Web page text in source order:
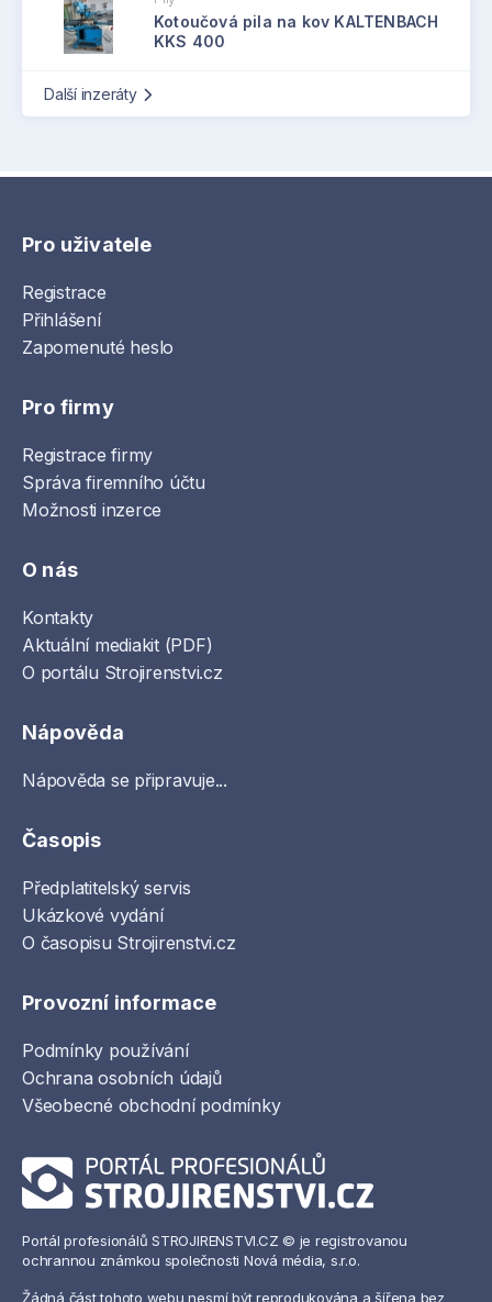
Kotoučová pila na kov KALTENBACH
KKS 400
Další inzeráty
Pro uživatele
Registrace
Přihlášení
Zapomenuté heslo
Pro firmy
Registrace firmy
Správa firemního účtu
Možnosti inzerce
O nás
Kontakty
Aktuální mediakit (PDF)
O portálu Strojirenstvi.cz
Nápověda
Nápověda se připravuje...
Časopis
Předplatitelský servis
Ukázkové vydání
O časopisu Strojirenstvi.cz
Provozní informace
Podmínky používání
Ochrana osobních údajů
Všeobecné obchodní podmínky
Portál profesionálů STROJIRENSTVI.CZ © je registrovanou
ochrannou známkou společnosti Nová média, s.r.o.
Žádná část tohoto webu nesmí být reprodukována a šířena bez